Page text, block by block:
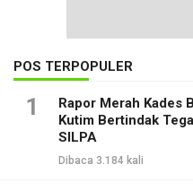
POS TERPOPULER
1
Rapor Merah Kades
Kutim Bertindak
SILPA
Dibaca 3.184 kali